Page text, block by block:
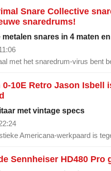
Snare Collective
snaredrums!
metalen snares in 4 maten
met het snaredrum-virus bent
0-10E Retro Jason Isbell
met vintage specs
Americana-werkpaard is
Sennheiser HD480